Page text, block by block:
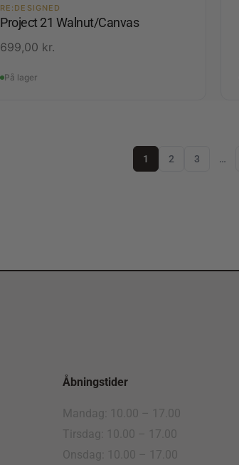
RE:DESIGNED
Project 21 Walnut/Canvas
699,00 kr.
På lager
1 2 3 …
Åbningstider
Mandag: 10.00 – 17.00
Tirsdag: 10.00 – 17.00
Onsdag: 10.00 – 17.00